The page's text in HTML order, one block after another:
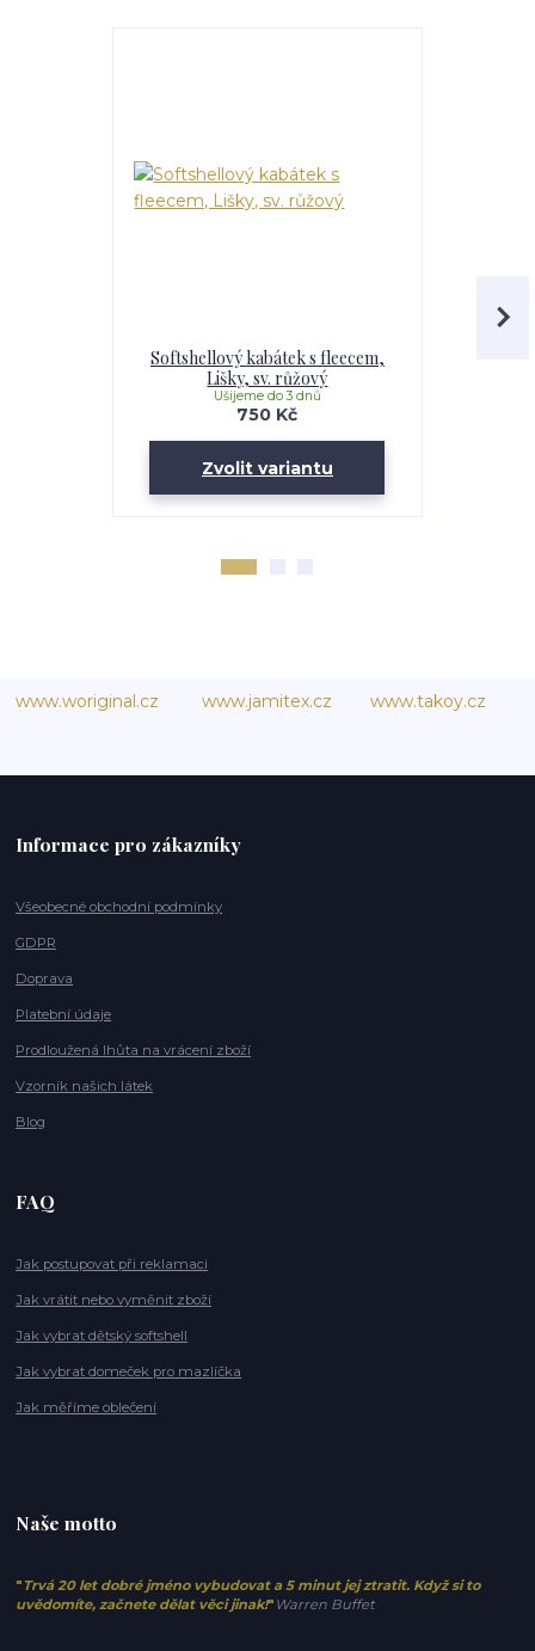
Softshellový kabátek s fleecem,
Lišky, sv. růžový
750 Kč
Ušijeme do 3 dnů
Zvolit variantu
www.woriginal.cz www.jamitex.cz www.takoy.cz
Informace pro zákazníky
Všeobecné obchodní podmínky
GDPR
Doprava
Platební údaje
Prodloužená lhůta na vrácení zboží
Vzorník našich látek
Blog
FAQ
Jak postupovat při reklamaci
Jak vrátit nebo vyměnit zboží
Jak vybrat dětský softshell
Jak vybrat domeček pro mazlíčka
Jak měříme oblečení
Naše motto
" Trvá 20 let dobré jméno vybudovat a 5 minut jej ztratit. Když si to
uvědomíte, začnete dělat věci jinak!" Warren Buffet